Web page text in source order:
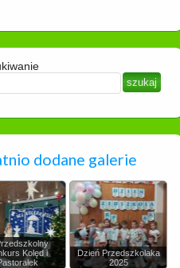
dodane galerie
Kolęd i
Dzień Przedszkolaka
2025